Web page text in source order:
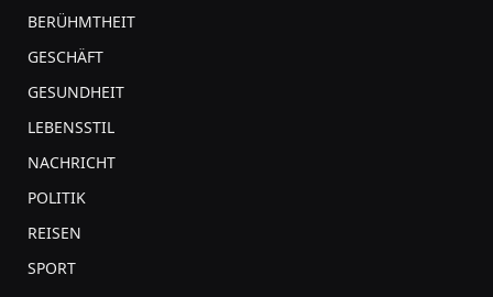
BERÜHMTHEIT
GESCHÄFT
GESUNDHEIT
LEBENSSTIL
NACHRICHT
POLITIK
REISEN
SPORT